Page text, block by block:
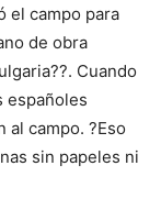
el campo para
de obra
Cuando
españoles
campo. ?Eso
sin papeles ni